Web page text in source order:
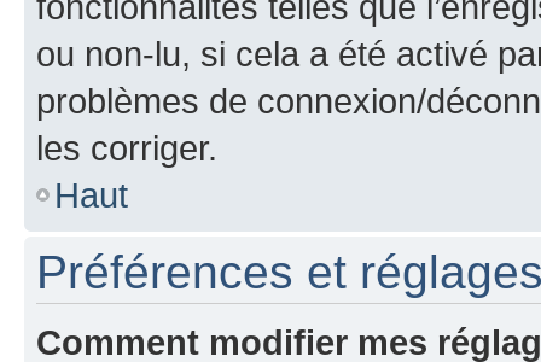
ou non-lu, si cela a été activé
problèmes de connexion/
les corriger.
Haut
Préférences et
Comment modifier mes